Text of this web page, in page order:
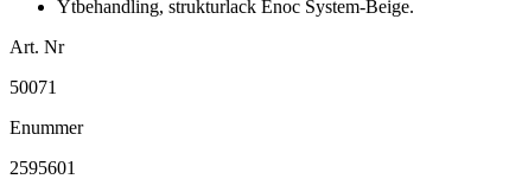
Ytbehandling, strukturlack Enoc System-Beige.
Art. Nr
50071
Enummer
2595601